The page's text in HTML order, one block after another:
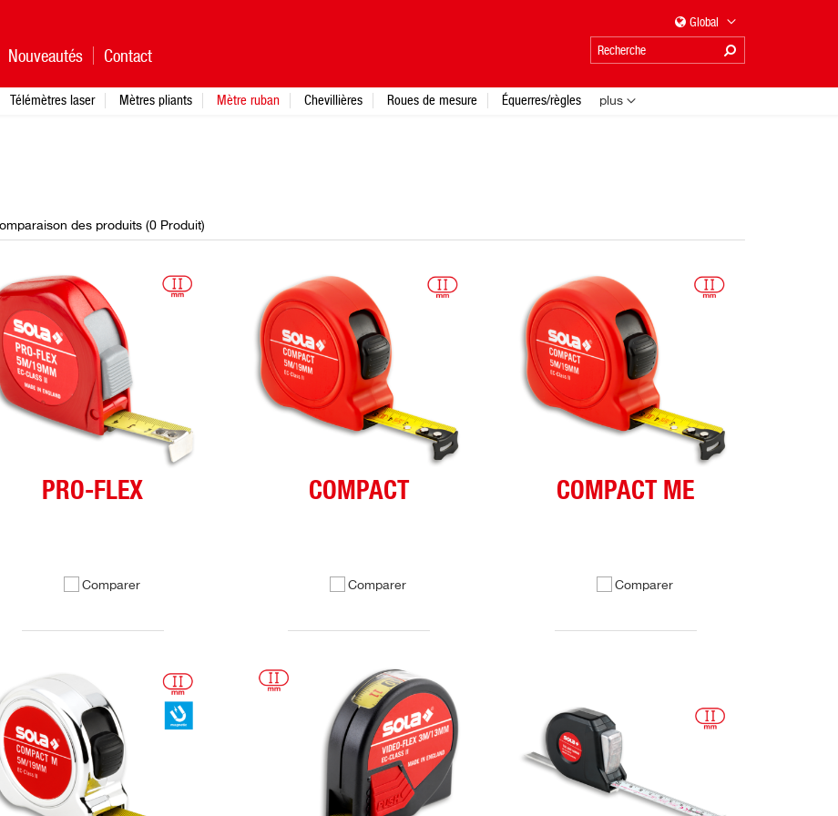
des produits (0 Produit)
PRO-FLEX
Comparer
COMPACT
Comparer
COMPACT ME
Comparer
Nouveautés Contact
Global
Télémètres laser Mètres pliants Mètre ruban Chevillières Roues de mesure Équerres/règles plus